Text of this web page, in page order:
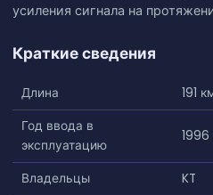
усиления сигнала на
Краткие сведения
Длина
191
Год ввода в
эксплуатацию
Владельцы
KT